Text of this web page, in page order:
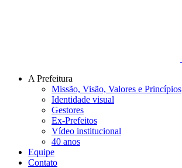
A Prefeitura
Missão, Visão, Valores e Princípios
Identidade visual
Gestores
Ex-Prefeitos
Vídeo institucional
40 anos
Equipe
Contato